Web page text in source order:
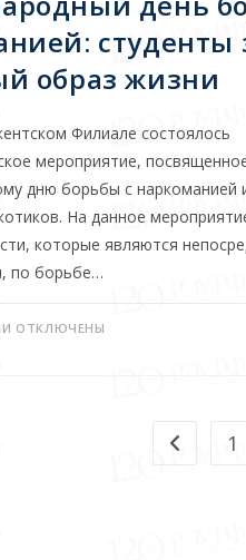
студенты
образ жизни
Филиале состоялось
мероприятие,
дню борьбы с наркоманией
На данное
которые являются
по борьбе…
ОТКЛЮЧЕНЫ
1